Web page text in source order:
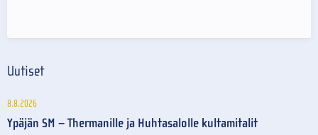
Uutiset
8.8.2026
Ypäjän SM – Thermanille ja Huhtasalolle kultamitalit